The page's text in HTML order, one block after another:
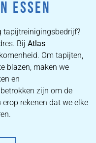
ESSEN
tapijtreinigingsbedrijf?
Bij Atlas
Om tapijten,
blazen, maken we
en
zijn om de
rekenen dat we elke